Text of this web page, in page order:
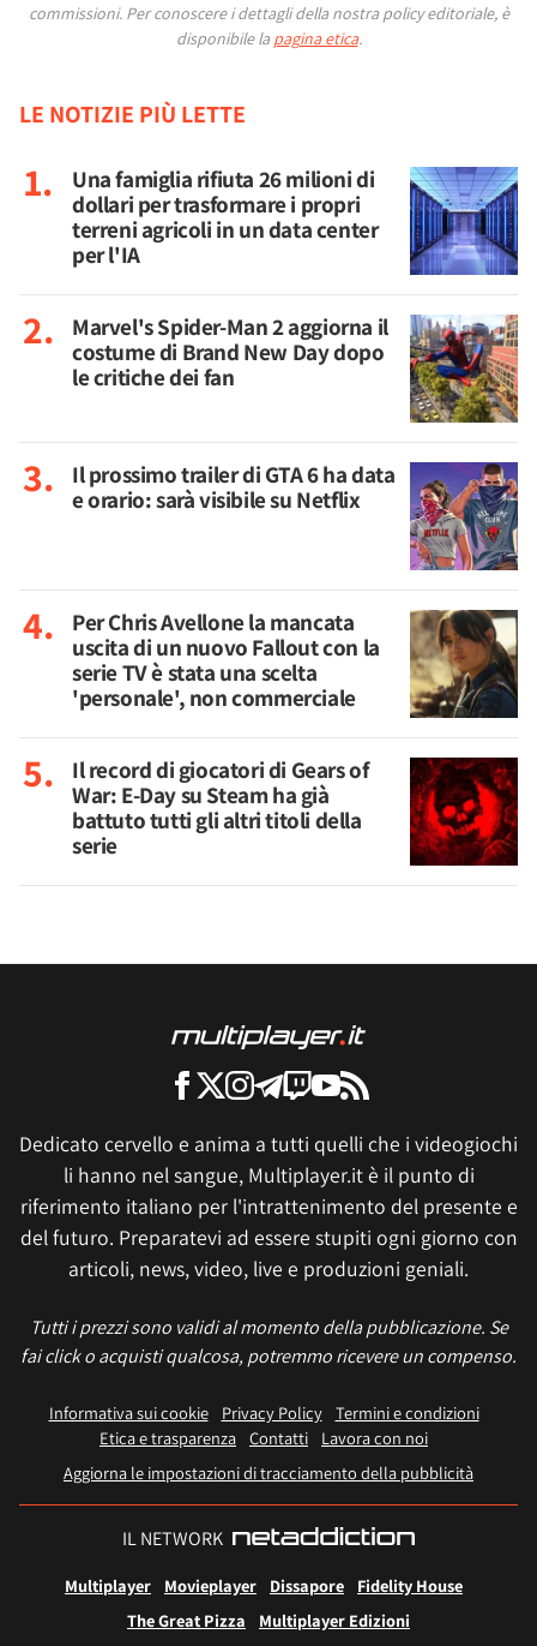
commissioni. Per conoscere i dettagli della nostra policy editoriale, è
disponibile la pagina etica.
LE NOTIZIE PIÙ LETTE
Una famiglia rifiuta 26 milioni di
dollari per trasformare i propri
terreni agricoli in un data center
per l'IA
Marvel's Spider-Man 2 aggiorna il
costume di Brand New Day dopo
le critiche dei fan
Il prossimo trailer di GTA 6 ha data
e orario: sarà visibile su Netflix
Per Chris Avellone la mancata
uscita di un nuovo Fallout con la
serie TV è stata una scelta
'personale', non commerciale
Il record di giocatori di Gears of
War: E-Day su Steam ha già
battuto tutti gli altri titoli della
serie
Dedicato cervello e anima a tutti quelli che i videogiochi
li hanno nel sangue, Multiplayer.it è il punto di
riferimento italiano per l'intrattenimento del presente e
del futuro. Preparatevi ad essere stupiti ogni giorno con
articoli, news, video, live e produzioni geniali.
Tutti i prezzi sono validi al momento della pubblicazione. Se
fai click o acquisti qualcosa, potremmo ricevere un compenso.
Informativa sui cookie Privacy Policy
Termini e condizioni
Etica e trasparenza Contatti
Lavora con noi
Aggiorna le impostazioni di tracciamento della pubblicità
IL NETWORK
Multiplayer Movieplayer Dissapore
Fidelity House
The Great Pizza
Multiplayer Edizioni